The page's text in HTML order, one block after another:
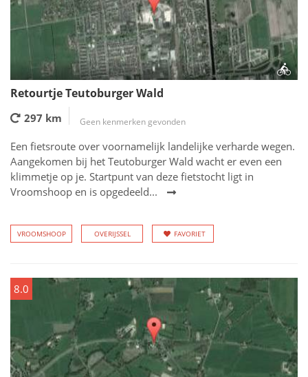
Retourtje Teutoburger Wald
297 km Geen kenmerken gevonden
Een fietsroute over voornamelijk landelijke verharde wegen.
Aangekomen bij het Teutoburger Wald wacht er even een
klimmetje op je. Startpunt van deze fietstocht ligt in
Vroomshoop en is opgedeeld...
VROOMSHOOP OVERIJSSEL FAVORIET
8.0